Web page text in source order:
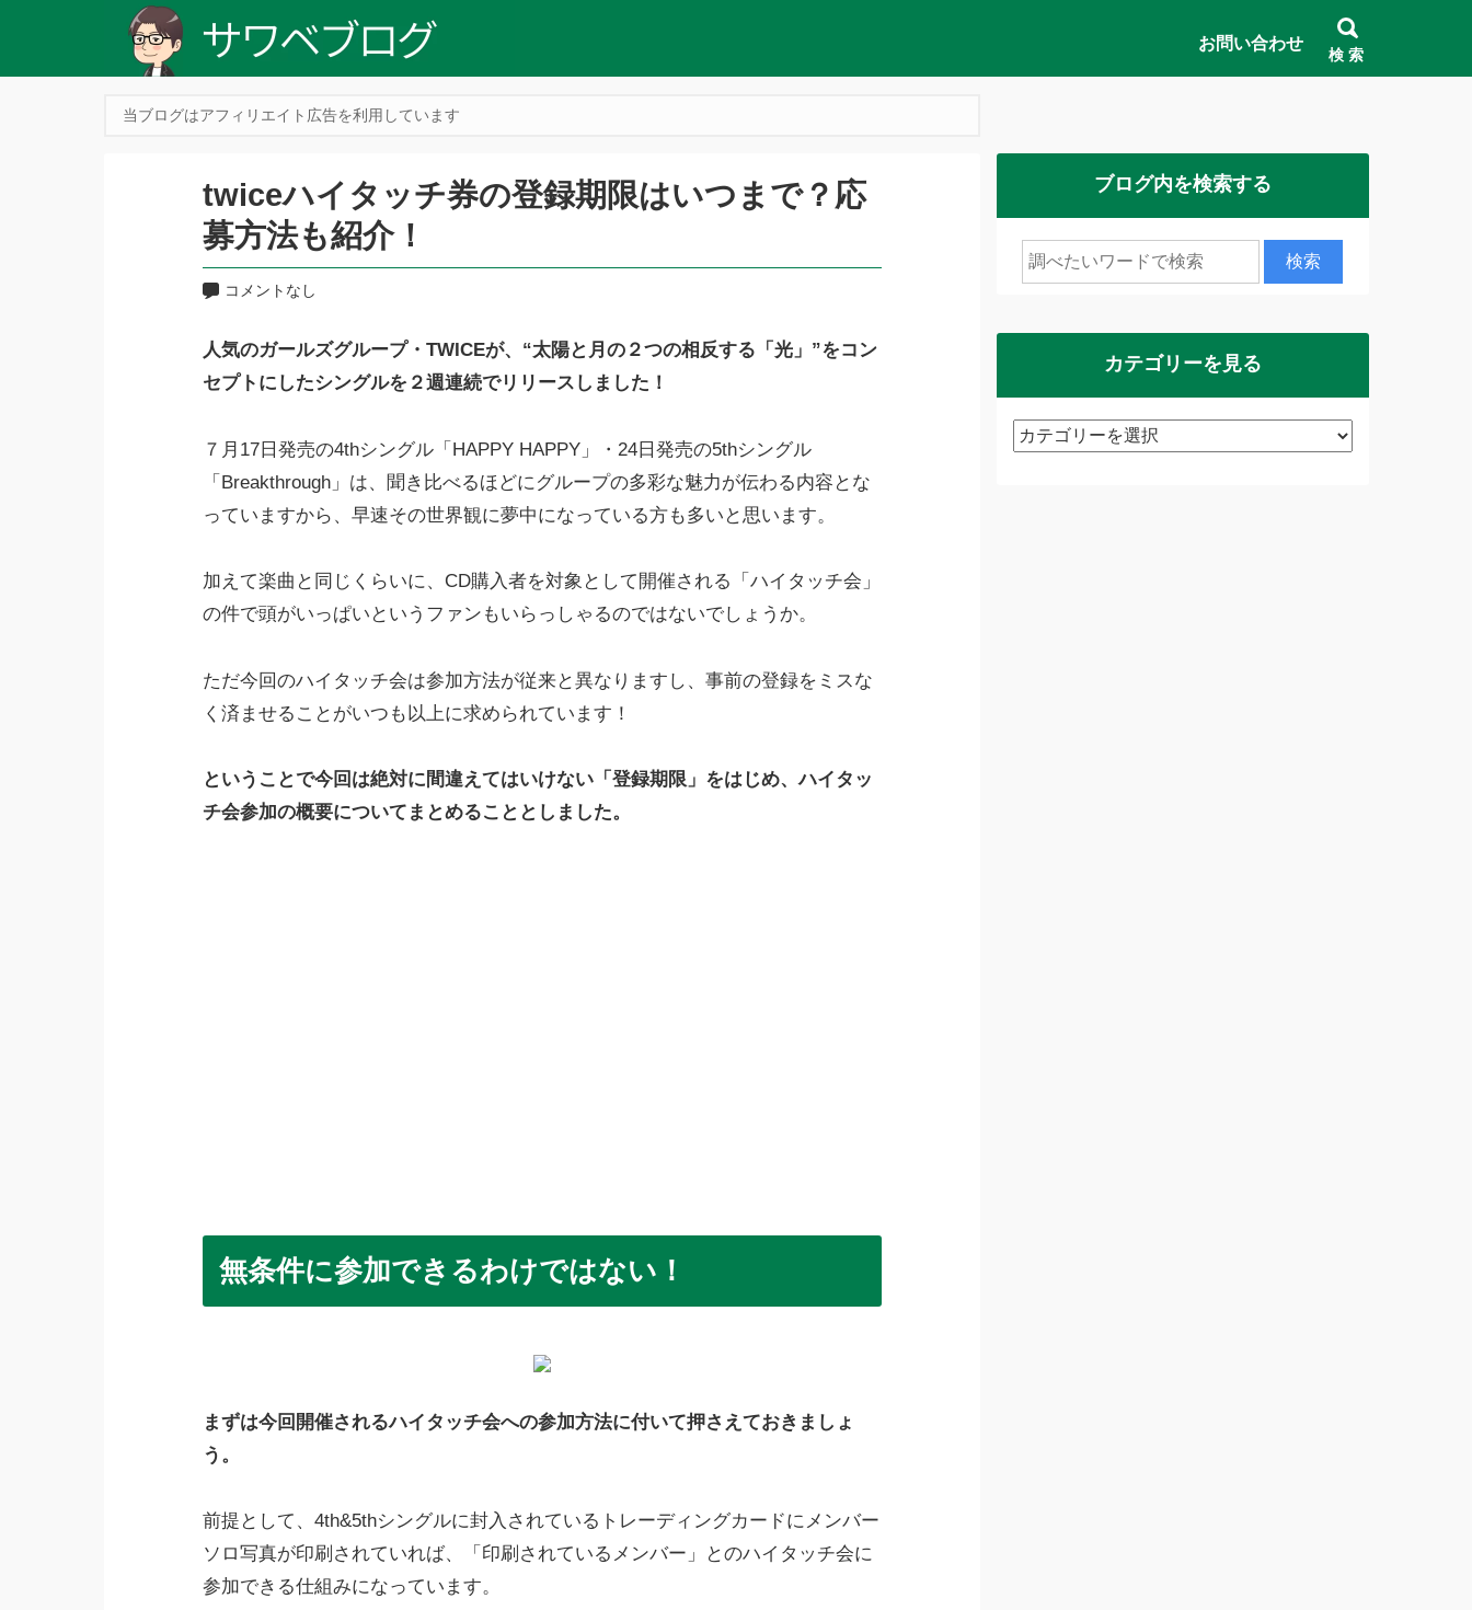
お問い合わせ
検 索
当ブログはアフィリエイト広告を利用しています
twiceハイタッチ券の登録期限はいつまで？応
募方法も紹介！
コメントなし
人気のガールズグループ・TWICEが、“太陽と月の２つの相反する「光」”をコン
セプトにしたシングルを２週連続でリリースしました！
７月17日発売の4thシングル「HAPPY HAPPY」・24日発売の5thシングル
「Breakthrough」は、聞き比べるほどにグループの多彩な魅力が伝わる内容とな
っていますから、早速その世界観に夢中になっている方も多いと思います。
加えて楽曲と同じくらいに、CD購入者を対象として開催される「ハイタッチ会」
の件で頭がいっぱいというファンもいらっしゃるのではないでしょうか。
ただ今回のハイタッチ会は参加方法が従来と異なりますし、事前の登録をミスな
く済ませることがいつも以上に求められています！
ということで今回は絶対に間違えてはいけない「登録期限」をはじめ、ハイタッ
チ会参加の概要についてまとめることとしました。
無条件に参加できるわけではない！
まずは今回開催されるハイタッチ会への参加方法に付いて押さえておきましょ
う。
前提として、4th&5thシングルに封入されているトレーディングカードにメンバー
ソロ写真が印刷されていれば、「印刷されているメンバー」とのハイタッチ会に
参加できる仕組みになっています。
ブログ内を検索する
カテゴリーを見る
カ